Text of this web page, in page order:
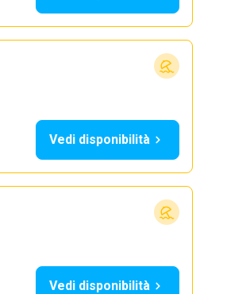
Vedi disponibilità
Vedi disponibilità